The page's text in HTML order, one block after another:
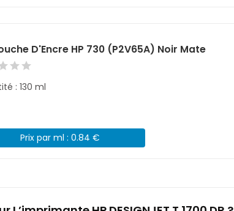
D'Encre HP 730 (P2V65A) Noir Mate
: 130 ml
Prix par ml : 0.84 €